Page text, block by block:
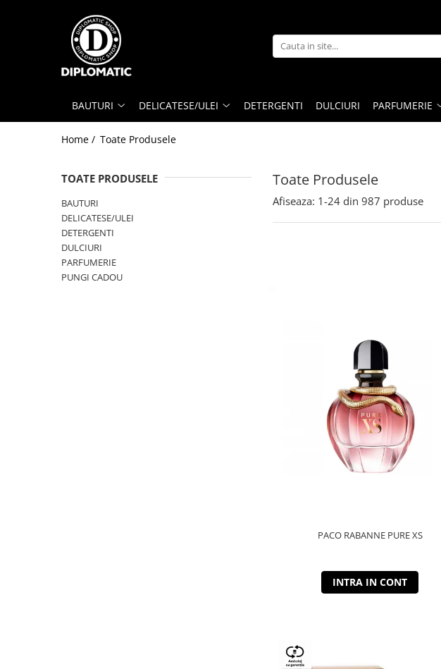
DELICATESE/ULEI
PARFUMERIE
DEODORANTE
BAUTURI DELICATESE/ULEI DETERGENTI DULCIURI PARFUMERIE
Home / Toate Produsele
Toate Produsele
TOATE PRODUSELE
BAUTURI
DELICATESE/ULEI
DETERGENTI
DULCIURI
PARFUMERIE
PUNGI CADOU
Afiseaza: 1-24 din 987 produse
PACO RABANNE PURE XS
INTRA IN CONT